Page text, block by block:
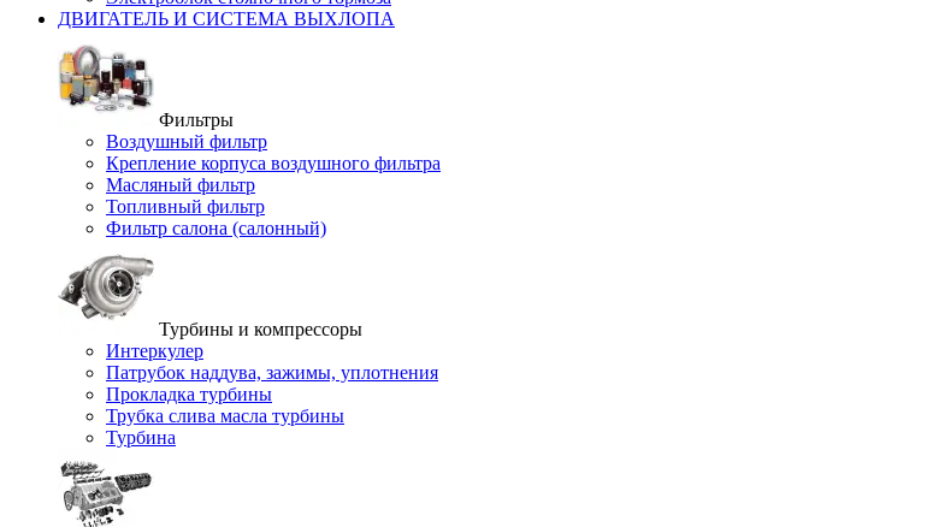
ДВИГАТЕЛЬ И СИСТЕМА ВЫХЛОПА
Фильтры
Воздушный фильтр
Крепление корпуса воздушного фильтра
Масляный фильтр
Топливный фильтр
Фильтр салона (салонный)
Турбины и компрессоры
Интеркулер
Патрубок наддува, зажимы, уплотнения
Прокладка турбины
Трубка слива масла турбины
Турбина